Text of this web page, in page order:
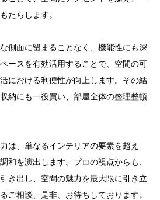
たらします。
側面に留まることなく、機能性にも深
ースを有効活用することで、空間の可
における利便性が向上します。その結
納にも一役買い、部屋全体の整理整頓
は、単なるインテリアの要素を超え
和を演出します。プロの視点からも、
き出し、空間の魅力を最大限に引き立
ご相談、是非、お待ちしております。